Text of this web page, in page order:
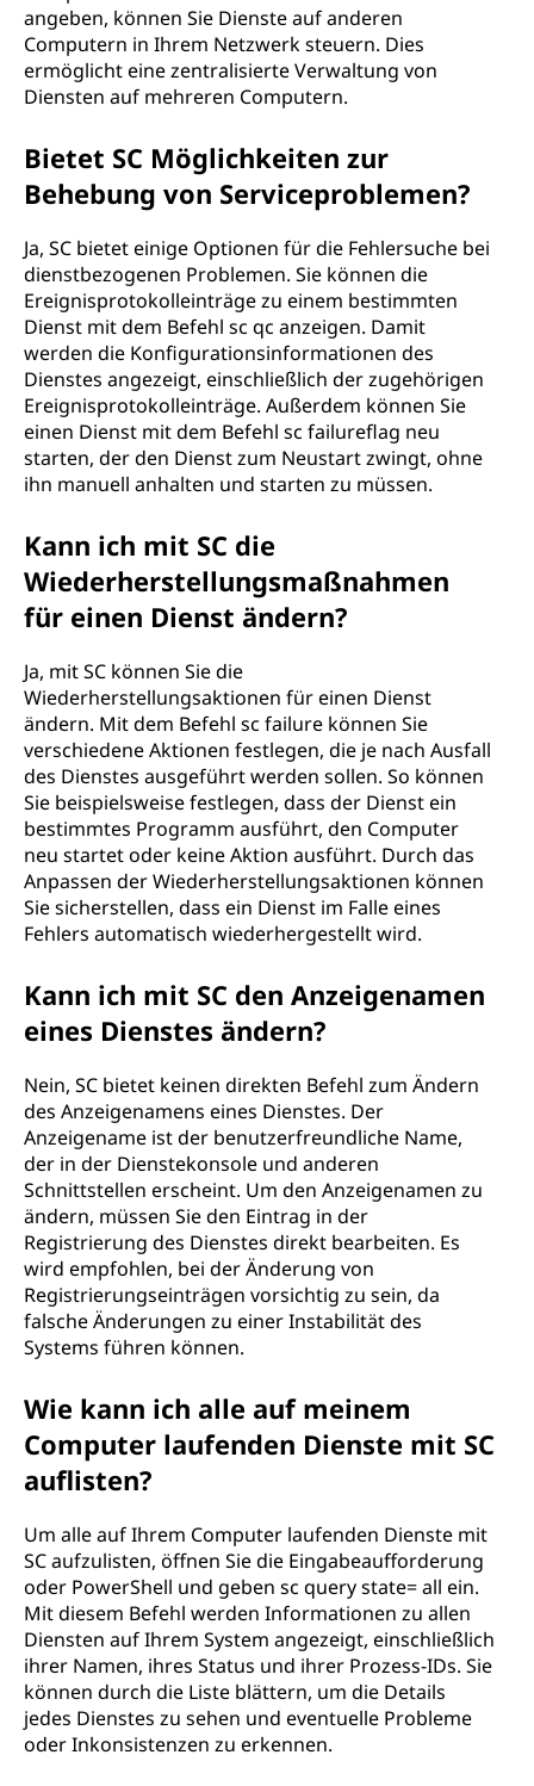
angeben, können Sie Dienste auf anderen
Computern in Ihrem Netzwerk steuern. Dies
ermöglicht eine zentralisierte Verwaltung von
Diensten auf mehreren Computern.
Bietet SC Möglichkeiten zur
Behebung von Serviceproblemen?
Ja, SC bietet einige Optionen für die Fehlersuche bei
dienstbezogenen Problemen. Sie können die
Ereignisprotokolleinträge zu einem bestimmten
Dienst mit dem Befehl sc qc anzeigen. Damit
werden die Konfigurationsinformationen des
Dienstes angezeigt, einschließlich der zugehörigen
Ereignisprotokolleinträge. Außerdem können Sie
einen Dienst mit dem Befehl sc failureflag neu
starten, der den Dienst zum Neustart zwingt, ohne
ihn manuell anhalten und starten zu müssen.
Kann ich mit SC die
Wiederherstellungsmaßnahmen
für einen Dienst ändern?
Ja, mit SC können Sie die
Wiederherstellungsaktionen für einen Dienst
ändern. Mit dem Befehl sc failure können Sie
verschiedene Aktionen festlegen, die je nach Ausfall
des Dienstes ausgeführt werden sollen. So können
Sie beispielsweise festlegen, dass der Dienst ein
bestimmtes Programm ausführt, den Computer
neu startet oder keine Aktion ausführt. Durch das
Anpassen der Wiederherstellungsaktionen können
Sie sicherstellen, dass ein Dienst im Falle eines
Fehlers automatisch wiederhergestellt wird.
Kann ich mit SC den Anzeigenamen
eines Dienstes ändern?
Nein, SC bietet keinen direkten Befehl zum Ändern
des Anzeigenamens eines Dienstes. Der
Anzeigename ist der benutzerfreundliche Name,
der in der Dienstekonsole und anderen
Schnittstellen erscheint. Um den Anzeigenamen zu
ändern, müssen Sie den Eintrag in der
Registrierung des Dienstes direkt bearbeiten. Es
wird empfohlen, bei der Änderung von
Registrierungseinträgen vorsichtig zu sein, da
falsche Änderungen zu einer Instabilität des
Systems führen können.
Wie kann ich alle auf meinem
Computer laufenden Dienste mit SC
auflisten?
Um alle auf Ihrem Computer laufenden Dienste mit
SC aufzulisten, öffnen Sie die Eingabeaufforderung
oder PowerShell und geben sc query state= all ein.
Mit diesem Befehl werden Informationen zu allen
Diensten auf Ihrem System angezeigt, einschließlich
ihrer Namen, ihres Status und ihrer Prozess-IDs. Sie
können durch die Liste blättern, um die Details
jedes Dienstes zu sehen und eventuelle Probleme
oder Inkonsistenzen zu erkennen.